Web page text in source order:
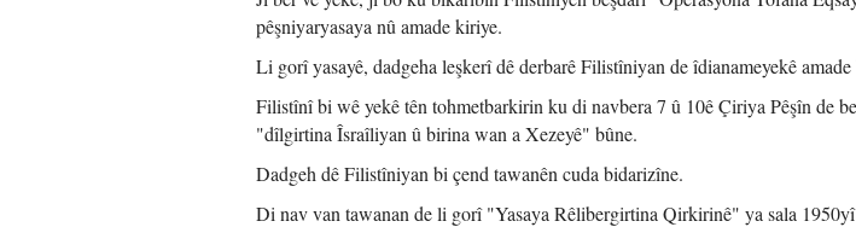
pêşniyaryasaya nû amade kiriye.
Li gorî yasayê, dadgeha leşkerî dê derbarê Filistîniyan de îdianameyekê
Filistînî bi wê yekê tên tohmetbarkirin ku di navbera 7 û 10ê Çiriya Pêşîn de
"dîlgirtina Îsraîliyan û birina wan a Xezeyê" bûne.
Dadgeh dê Filistîniyan bi çend tawanên cuda bidarizîne.
Di nav van tawanan de li gorî "Yasaya Rêlibergirtina Qirkirinê" ya sala